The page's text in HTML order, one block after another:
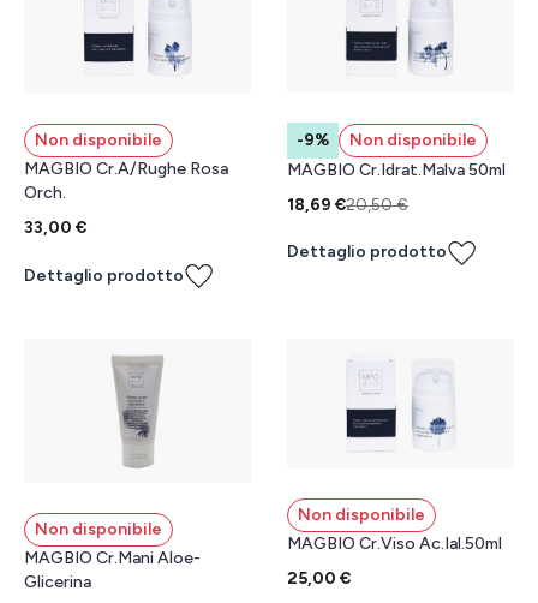
Non disponibile
MAGBIO Cr.A/Rughe Rosa
Orch.
33,00 €
Dettaglio prodotto
-9%
Non disponibile
MAGBIO Cr.Idrat.Malva 50ml
18,69 €20,50 €
Dettaglio prodotto
Non disponibile
MAGBIO Cr.Mani Aloe-
Glicerina
Non disponibile
MAGBIO Cr.Viso Ac.Ial.50ml
25,00 €